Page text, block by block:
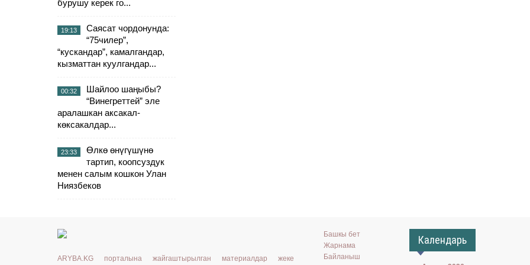
бурушу керек го...
19:13
Саясат чордонунда:
“75чилер”,
“кускандар”, камалгандар,
кызматтан куулгандар...
00:32
Шайлоо шаңыбы?
“Винегреттей” эле
аралашкан аксакал-
көксакалдар...
23:33
Өлкө өнүгүшүнө
тартип, коопсуздук
менен салым кошкон Улан
Ниязбеков
ARYBA.KG порталына жайгаштырылган материалдар жеке
Башкы бет
Жарнама
Байланыш
Календарь